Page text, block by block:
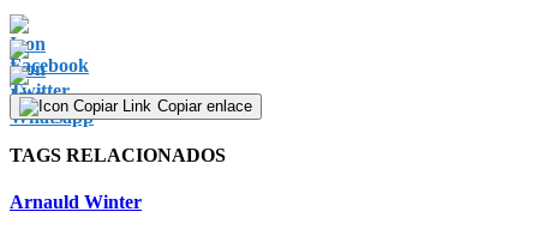
Copiar enlace
TAGS RELACIONADOS
Arnauld Winter